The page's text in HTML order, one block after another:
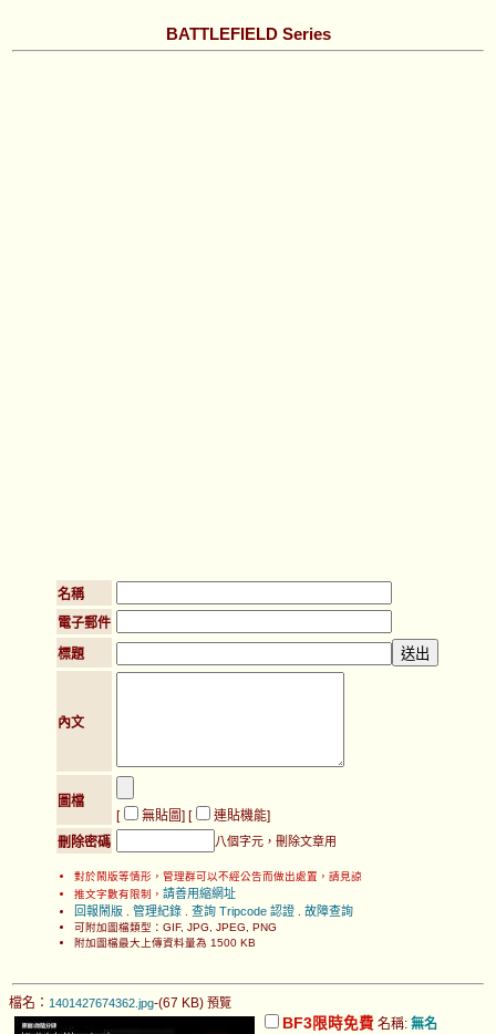
BATTLEFIELD Series
名稱
電子郵件
標題
內文
圖檔
[
無貼圖] [ 連貼機能]
刪除密碼
八個字元，刪除文章用
對於鬧版等情形，管理群可以不經公告而做出處置，請見諒
推文字數有限制， 請善用縮網址
回報鬧版
管理紀錄 查詢 Tripcode 認證 故障查詢
可附加圖檔類型：GIF, JPG, JPEG, PNG
附加圖檔最大上傳資料量為 1500 KB
檔名： 1401427674362.jpg-(67 KB) 預覽
BF3限時免費 名稱: 無名